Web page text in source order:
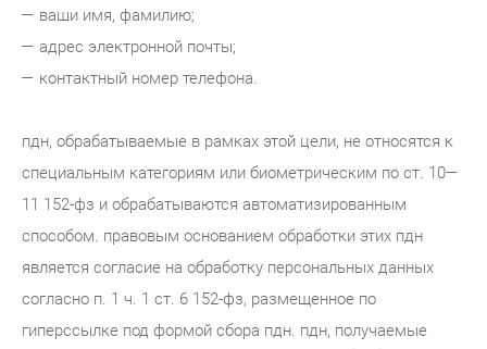
— ваши имя, фамилию;
— адрес электронной почты;
— контактный номер телефона.
пдн, обрабатываемые в рамках этой цели, не относятся к
специальным категориям или биометрическим по ст. 10—
11 152-фз и обрабатываются автоматизированным
способом. правовым основанием обработки этих пдн
является согласие на обработку персональных данных
согласно п. 1 ч. 1 ст. 6 152-фз, размещенное по
гиперссылке под формой сбора пдн. пдн, получаемые